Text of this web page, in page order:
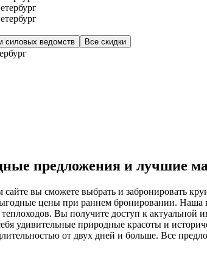
силовых ведомств Все скидки
предложения и лучшие
вы сможете выбрать и забронировать
цены при раннем бронировании.
Вы получите доступ к
удивительные природные красоты и
от двух дней и больше. Все